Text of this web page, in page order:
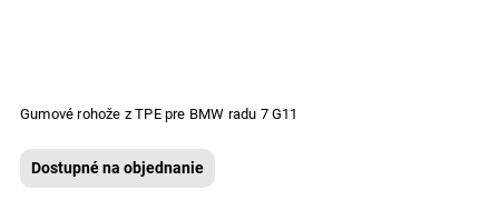
Gumové rohože z TPE pre BMW radu 7 G11
Dostupné na objednanie